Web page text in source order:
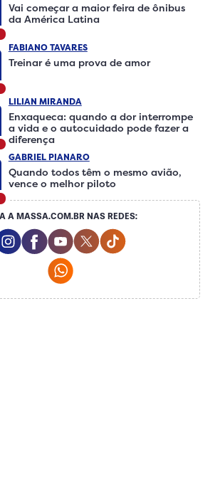
Vai começar a maior feira de ônibus
da América Latina
FABIANO TAVARES
Treinar é uma prova de amor
LILIAN MIRANDA
Enxaqueca: quando a dor interrompe
a vida e o autocuidado pode fazer a
diferença
GABRIEL PIANARO
Quando todos têm o mesmo avião,
vence o melhor piloto
A MASSA.COM.BR NAS REDES:
Instagram Social Media
Facebook Social Media
Youtube Social Media
Twitter Social Media
Tiktok Social
Whatsapp Social Media